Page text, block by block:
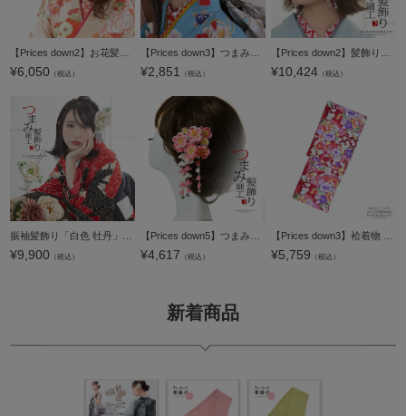
¥6,050 （税込） ¥2,851 （税込） ¥10,424（税込）
¥9,900 （税込） ¥4,617 （税込） ¥5,759 （税込）
新着商品